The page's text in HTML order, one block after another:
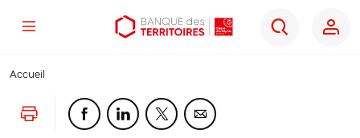
Aller
contenu
Aller
menu
Ouvrir
outils
Menu
Rechercher
Accueil
Lancer l'impressionPartager cette page sur Facebook
Partager cette page sur Linkedin
Partager cette page sur Twitter
Partager cette page sur